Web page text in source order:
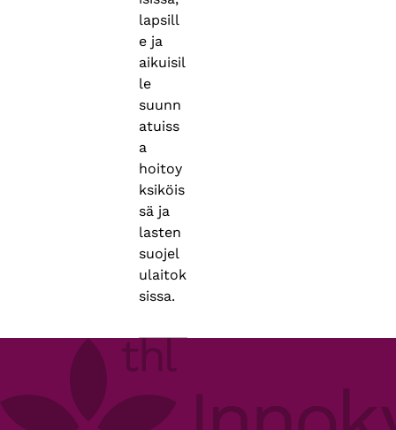
lapsill
e ja
aikuisil
le
suunn
atuiss
a
hoitoy
ksiköis
sä ja
lasten
suojel
ulaitok
sissa.